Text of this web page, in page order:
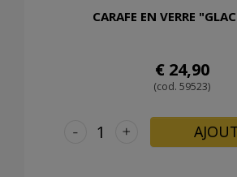
CARAFE EN VERRE
€ 24,90
(cod. 59523)
+
-